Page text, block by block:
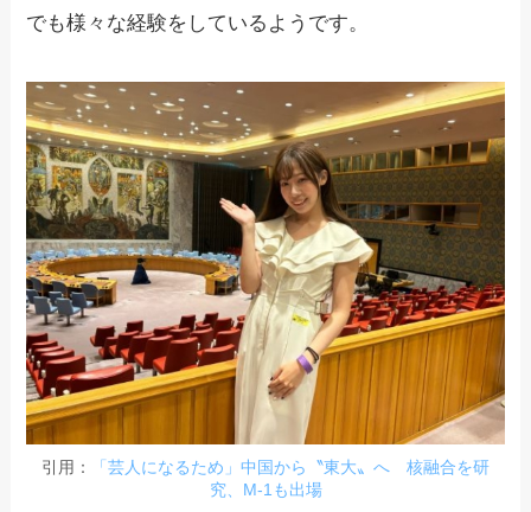
でも様々な経験をしているようです。
引用：
「芸人になるため」中国から〝東大〟へ 核融合を研
究、M-1も出場